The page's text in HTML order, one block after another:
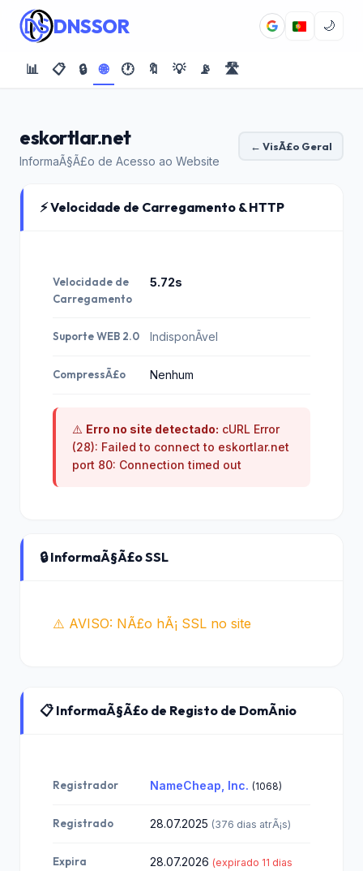
DNSSOR 🌙
📊 📋 🔒 🌐 🕐 🔖 💡 📡 🛣️
eskortlar.net
InformaÃ§Ã£o de Acesso ao Website
← VisÃ£o Geral
⚡ Velocidade de Carregamento & HTTP
Velocidade de
Carregamento
5.72s
Suporte WEB 2.0 IndisponÃ­vel
CompressÃ£o Nenhum
⚠️ Erro no site detectado: cURL Error
(28): Failed to connect to eskortlar.net
port 80: Connection timed out
🔒 InformaÃ§Ã£o SSL
⚠️ AVISO: NÃ£o hÃ¡ SSL no site
📋 InformaÃ§Ã£o de Registo de DomÃ­nio
Registrador NameCheap, Inc. (1068)
Registrado 28.07.2025 (376 dias atrÃ¡s)
Expira 28.07.2026 (expirado 11 dias